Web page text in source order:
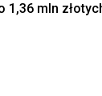
1,36 mln